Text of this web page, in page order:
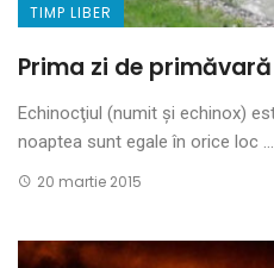
TIMP LIBER
Prima zi de primăvară
Echinocţiul (numit şi echinox)
noaptea sunt egale în orice loc ...
20 martie 2015